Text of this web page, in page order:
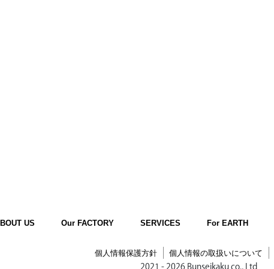
US Our FACTORY SERVICES For EARTH
個人情報保護方針 個人情報の取扱いについて
2021 - 2026 Bunseikaku co., Ltd